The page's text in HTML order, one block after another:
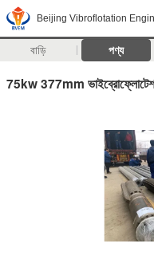
Beijing Vibroflotation
বাড়ি পণ্য
75kw 377mm ভাইব্রোফ্লোটেশন